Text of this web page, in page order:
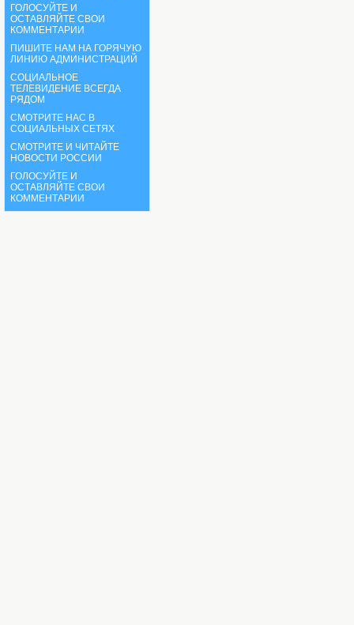
ГОЛОСУЙТЕ И
ОСТАВЛЯЙТЕ СВОИ
КОММЕНТАРИИ
ПИШИТЕ НАМ НА ГОРЯЧУЮ
ЛИНИЮ АДМИНИСТРАЦИЙ
СОЦИАЛЬНОЕ
ТЕЛЕВИДЕНИЕ ВСЕГДА
РЯДОМ
СМОТРИТЕ НАС В
СОЦИАЛЬНЫХ СЕТЯХ
СМОТРИТЕ И ЧИТАЙТЕ
НОВОСТИ РОССИИ
ГОЛОСУЙТЕ И
ОСТАВЛЯЙТЕ СВОИ
КОММЕНТАРИИ